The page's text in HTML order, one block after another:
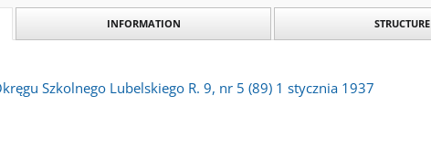
INFORMATION STRUCTURE
Szkolnego Lubelskiego R. 9, nr 5 (89) 1 stycznia 1937